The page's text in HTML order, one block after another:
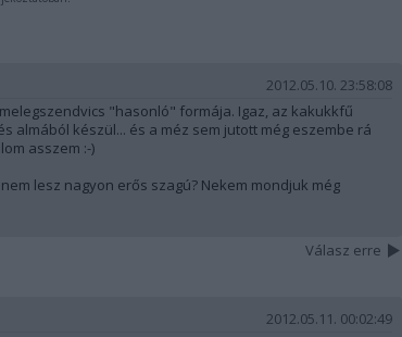
2012.05.10. 23:58:08
"hasonló" formája. Igaz, az kakukkfű
almából készül... és a méz sem jutott még eszembe rá
asszem :-)
lesz nagyon erős szagú? Nekem mondjuk még
Válasz erre
2012.05.11. 00:02:49